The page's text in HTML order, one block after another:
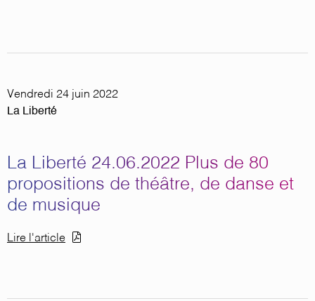
Vendredi 24 juin 2022
La Liberté
La Liberté 24.06.2022 Plus de 80
propositions de théâtre, de danse et
de musique
Document
Lire l'article